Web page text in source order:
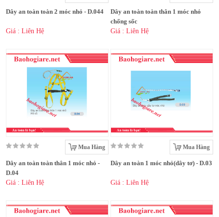
Dây an toàn toàn 2 móc nhỏ - D.044
Giá : Liên Hệ
Dây an toàn toàn thân 1 móc nhỏ
chống sốc
Giá : Liên Hệ
Mua Hàng
Dây an toàn toàn thân 1 móc nhỏ -
D.04
Giá : Liên Hệ
Mua Hàng
Dây an toàn 1 móc nhỏ(dây tơ) - D.03
Giá : Liên Hệ